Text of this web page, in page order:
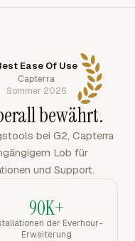
Ease Of Use
Capterra
Sommer 2026
bewährt.
bei G2, Capterra
Lob für
und Support.
90K+
der Everhour-
Erweiterung